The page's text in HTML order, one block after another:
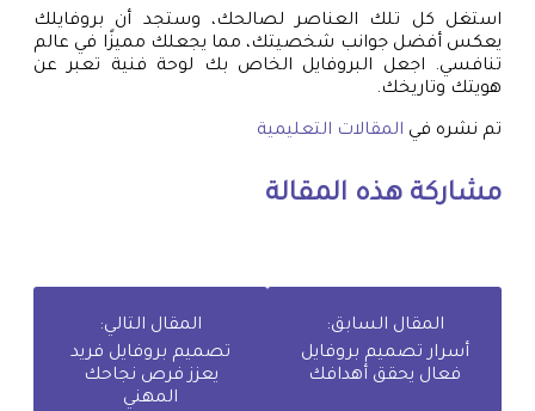
استغل كل تلك العناصر لصالحك، وستجد أن بروفايلك
يعكس أفضل جوانب شخصيتك، مما يجعلك مميزًا في عالم
تنافسي. اجعل البروفايل الخاص بك لوحة فنية تعبر عن
هويتك وتاريخك.
تم نشره في المقالات التعليمية
مشاركة هذه المقالة
المقال السابق:
أسرار تصميم بروفايل
فعال يحقق أهدافك
المقال التالي:
تصميم بروفايل فريد
يعزز فرص نجاحك
المهني